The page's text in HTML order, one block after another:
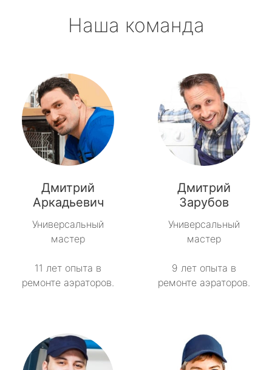
Наша команда
Дмитрий
Аркадьевич
Универсальный
мастер
11 лет опыта в
ремонте аэраторов.
Дмитрий
Зарубов
Универсальный
мастер
9 лет опыта в
ремонте аэраторов.